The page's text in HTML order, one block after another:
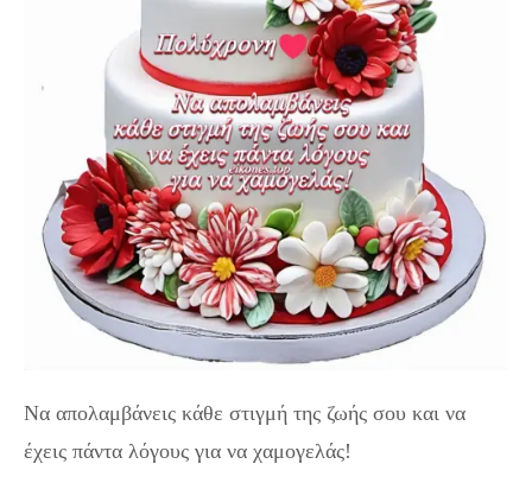
Να απολαμβάνεις κάθε στιγμή της ζωής σου και να
έχεις πάντα λόγους για να χαμογελάς!